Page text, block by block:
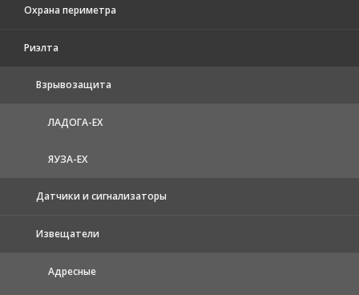
Охрана периметра
Риэлта
Взрывозащита
ЛАДОГА-EX
ЯУЗА-ЕХ
Датчики и сигнализаторы
Извещатели
Адресные